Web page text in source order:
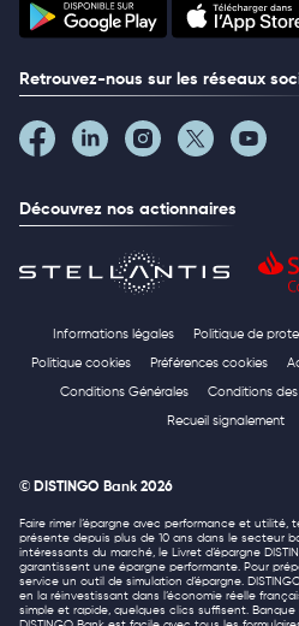
Retrouvez-nous sur les réseaux
Découvrez nos actionnaires
Informations légales Politique de
Politique cookies Préférences cookies
Conditions Générales Conditions des
Recueil signalement
© DISTINGO Bank 2026
Faire rimer l’épargne avec performance et utilité,
présente depuis plus de 10 ans dans le secteur
intéressants du marché, le Livret d’épargne
garantissent une épargne performante. Pour
service un outil de simulation d’épargne.
en la réinvestissant dans l’économie réelle
simple et rapide, quelques clics suffisent.